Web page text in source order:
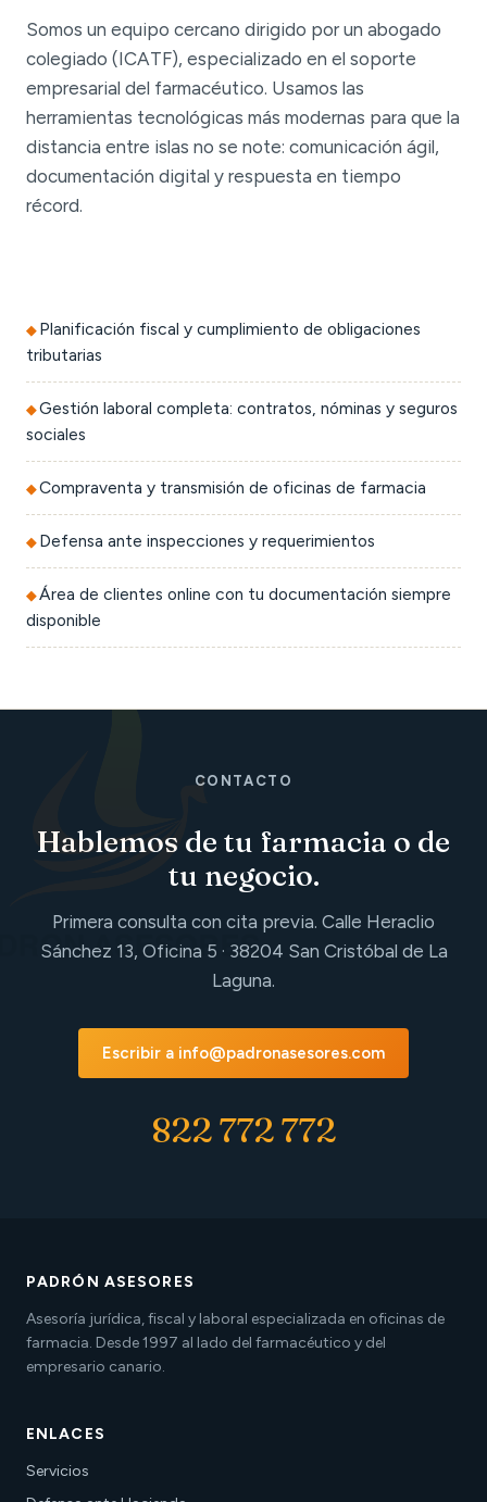
Somos un equipo cercano dirigido por un abogado
colegiado (ICATF), especializado en el soporte
empresarial del farmacéutico. Usamos las
herramientas tecnológicas más modernas para que la
distancia entre islas no se note: comunicación ágil,
documentación digital y respuesta en tiempo
récord.
Planificación fiscal y cumplimiento de obligaciones
tributarias
Gestión laboral completa: contratos, nóminas y seguros
sociales
Compraventa y transmisión de oficinas de farmacia
Defensa ante inspecciones y requerimientos
Área de clientes online con tu documentación siempre
disponible
CONTACTO
Hablemos de tu farmacia o de
tu negocio.
Primera consulta con cita previa. Calle Heraclio
Sánchez 13, Oficina 5 · 38204 San Cristóbal de La
Laguna.
Escribir a info@padronasesores.com
822 772 772
PADRÓN ASESORES
Asesoría jurídica, fiscal y laboral especializada en oficinas de
farmacia. Desde 1997 al lado del farmacéutico y del
empresario canario.
ENLACES
Servicios